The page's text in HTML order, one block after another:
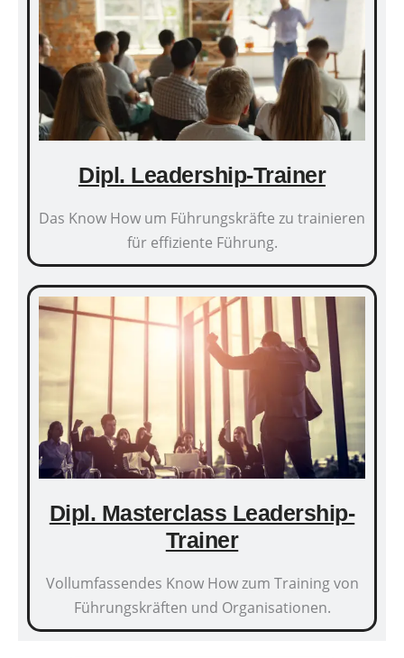
Dipl. Leadership-Trainer
Das Know How um Führungskräfte zu trainieren
für effiziente Führung.
Dipl. Masterclass Leadership-
Trainer
Vollumfassendes Know How zum Training von
Führungskräften und Organisationen.